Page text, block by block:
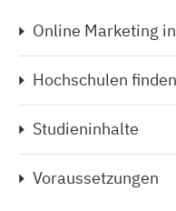
Online Marketing
Hochschulen finden
Studieninhalte
Voraussetzungen